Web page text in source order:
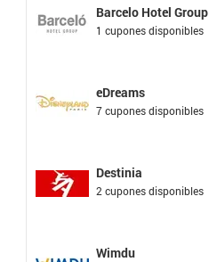
Barcelo Hotel Group
1 cupones disponibles
eDreams
7 cupones disponibles
Destinia
2 cupones disponibles
Wimdu